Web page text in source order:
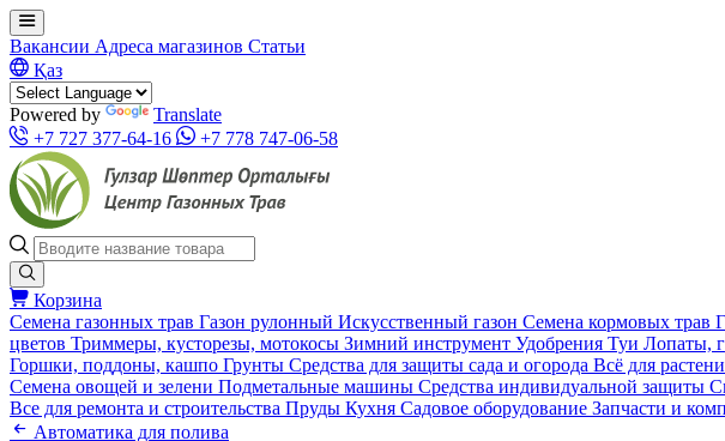
Вакансии Адреса магазинов Статьи
Қаз
Powered by
Translate
+7 727 377-64-16
+7 778 747-06-58
Корзина
Семена газонных трав Газон рулонный Искусственный газон Семена кормовых трав
цветов Триммеры, кусторезы, мотокосы Зимний инструмент Удобрения Туи Лопаты,
Горшки, поддоны, кашпо Грунты Средства для защиты сада и огорода Всё для
Семена овощей и зелени Подметальные машины Средства индивидуальной защиты
Все для ремонта и строительства Пруды Кухня Садовое оборудование Запчасти и
Автоматика для полива